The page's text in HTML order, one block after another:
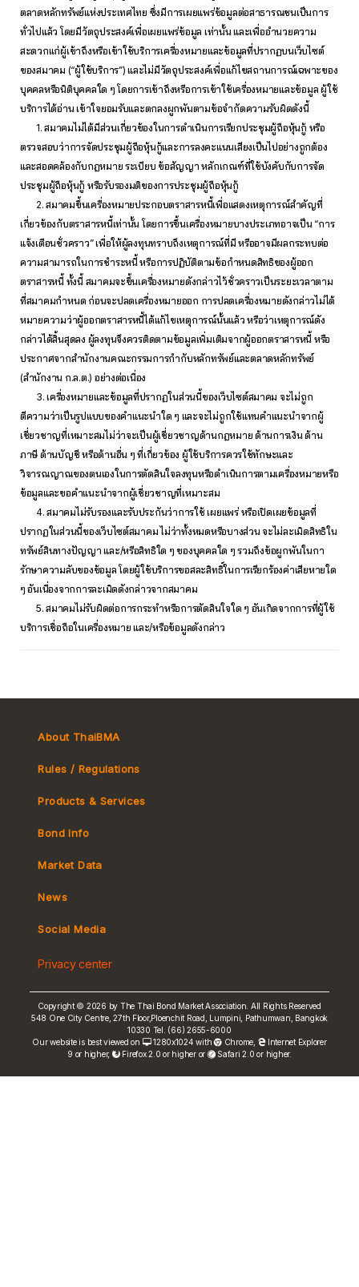
ตลาดหลักทรัพย์แห่งประเทศไทย ซึ่งมีการเผยแพร่ข้อมูลต่อสาธารณชนเป็นการ
ทั่วไปแล้ว โดยมีวัตถุประสงค์เพื่อเผยแพร่ข้อมูล เท่านั้น และเพื่ออำนวยความ
สะดวกแก่ผู้เข้าถึงหรือเข้าใช้บริการเครื่องหมายและข้อมูลที่ปรากฏบนเว็บไซต์
ของสมาคม (“ผู้ใช้บริการ”) และไม่มีวัตถุประสงค์เพื่อแก้ไขสถานการณ์เฉพาะของ
บุคคลหรือนิติบุคคลใด ๆ โดยการเข้าถึงหรือการเข้าใช้เครื่องหมายและข้อมูล ผู้ใช้
บริการได้อ่าน เข้าใจยอมรับและตกลงผูกพันตามข้อจำกัดความรับผิดดังนี้
1. สมาคมไม่ได้มีส่วนเกี่ยวข้องในการดำเนินการเรียกประชุมผู้ถือหุ้นกู้ หรือ
ตรวจสอบว่าการจัดประชุมผู้ถือหุ้นกู้และการลงคะแนนเสียงเป็นไปอย่างถูกต้อง
และสอดคล้องกับกฎหมาย ระเบียบ ข้อสัญญา หลักเกณฑ์ที่ใช้บังคับกับการจัด
ประชุมผู้ถือหุ้นกู้ หรือรับรองมติของการประชุมผู้ถือหุ้นกู้
2. สมาคมขึ้นเครื่องหมายประกอบตราสารหนี้เพื่อแสดงเหตุการณ์สำคัญที่
เกี่ยวข้องกับตราสารหนี้เท่านั้น โดยการขึ้นเครื่องหมายบางประเภทอาจเป็น “การ
แจ้งเตือนชั่วคราว” เพื่อให้ผู้ลงทุนทราบถึงเหตุการณ์ที่มี หรืออาจมีผลกระทบต่อ
ความสามารถในการชำระหนี้ หรือการปฏิบัติตามข้อกำหนดสิทธิของผู้ออก
ตราสารหนี้ ทั้งนี้ สมาคมจะขึ้นเครื่องหมายดังกล่าวไว้ชั่วคราวเป็นระยะเวลาตาม
ที่สมาคมกำหนด ก่อนจะปลดเครื่องหมายออก การปลดเครื่องหมายดังกล่าวไม่ได้
หมายความว่าผู้ออกตราสารหนี้ได้แก้ไขเหตุการณ์นั้นแล้ว หรือว่าเหตุการณ์ดัง
กล่าวได้สิ้นสุดลง ผู้ลงทุนจึงควรติดตามข้อมูลเพิ่มเติมจากผู้ออกตราสารหนี้ หรือ
ประกาศจากสำนักงานคณะกรรมการกำกับหลักทรัพย์และตลาดหลักทรัพย์
(สำนักงาน ก.ล.ต.) อย่างต่อเนื่อง
3. เครื่องหมายและข้อมูลที่ปรากฏในส่วนนี้ของเว็บไซต์สมาคม จะไม่ถูก
ตีความว่าเป็นรูปแบบของคำแนะนำใด ๆ และจะไม่ถูกใช้แทนคำแนะนำจากผู้
เชี่ยวชาญที่เหมาะสมไม่ว่าจะเป็นผู้เชี่ยวชาญด้านกฎหมาย ด้านการเงิน ด้าน
ภาษี ด้านบัญชี หรือด้านอื่น ๆ ที่เกี่ยวข้อง ผู้ใช้บริการควรใช้ทักษะและ
วิจารณญาณของตนเองในการตัดสินใจลงทุนหรือดำเนินการตามเครื่องหมายหรือ
ข้อมูลและขอคำแนะนำจากผู้เชี่ยวชาญที่เหมาะสม
4. สมาคมไม่รับรองและรับประกันว่าการใช้ เผยแพร่ หรือเปิดเผยข้อมูลที่
ปรากฏในส่วนนี้ของเว็บไซต์สมาคม ไม่ว่าทั้งหมดหรือบางส่วน จะไม่ละเมิดสิทธิใน
ทรัพย์สินทางปัญญา และ/หรือสิทธิใด ๆ ของบุคคลใด ๆ รวมถึงข้อผูกพันในกา
รักษาความลับของข้อมูล โดยผู้ใช้บริการขอสละสิทธิ์ในการเรียกร้องค่าเสียหายใด
ๆ อันเนื่องจากการละเมิดดังกล่าวจากสมาคม
5. สมาคมไม่รับผิดต่อการกระทำหรือการตัดสินใจใด ๆ อันเกิดจากการที่ผู้ใช้
บริการเชื่อถือในเครื่องหมาย และ/หรือข้อมูลดังกล่าว
About ThaiBMA
Rules / Regulations
Tax
Products & Services
MeBond
e-bookbuilding
Bond Info
Market Data
Yield Curve
FRN Rate
Bond Price
News
Social Media
Privacy center
Copyright © 2026 by The Thai Bond Market Association. All Rights Reserved
548 One City Centre, 27th Floor,Ploenchit Road, Lumpini, Pathumwan, Bangkok
10330 Tel. (66) 2655-6000
Our website is best viewed on
1280x1024 with Chrome
Internet Explorer
9 or higher,
Firefox 2.0 or higher or Safari 2.0 or higher.